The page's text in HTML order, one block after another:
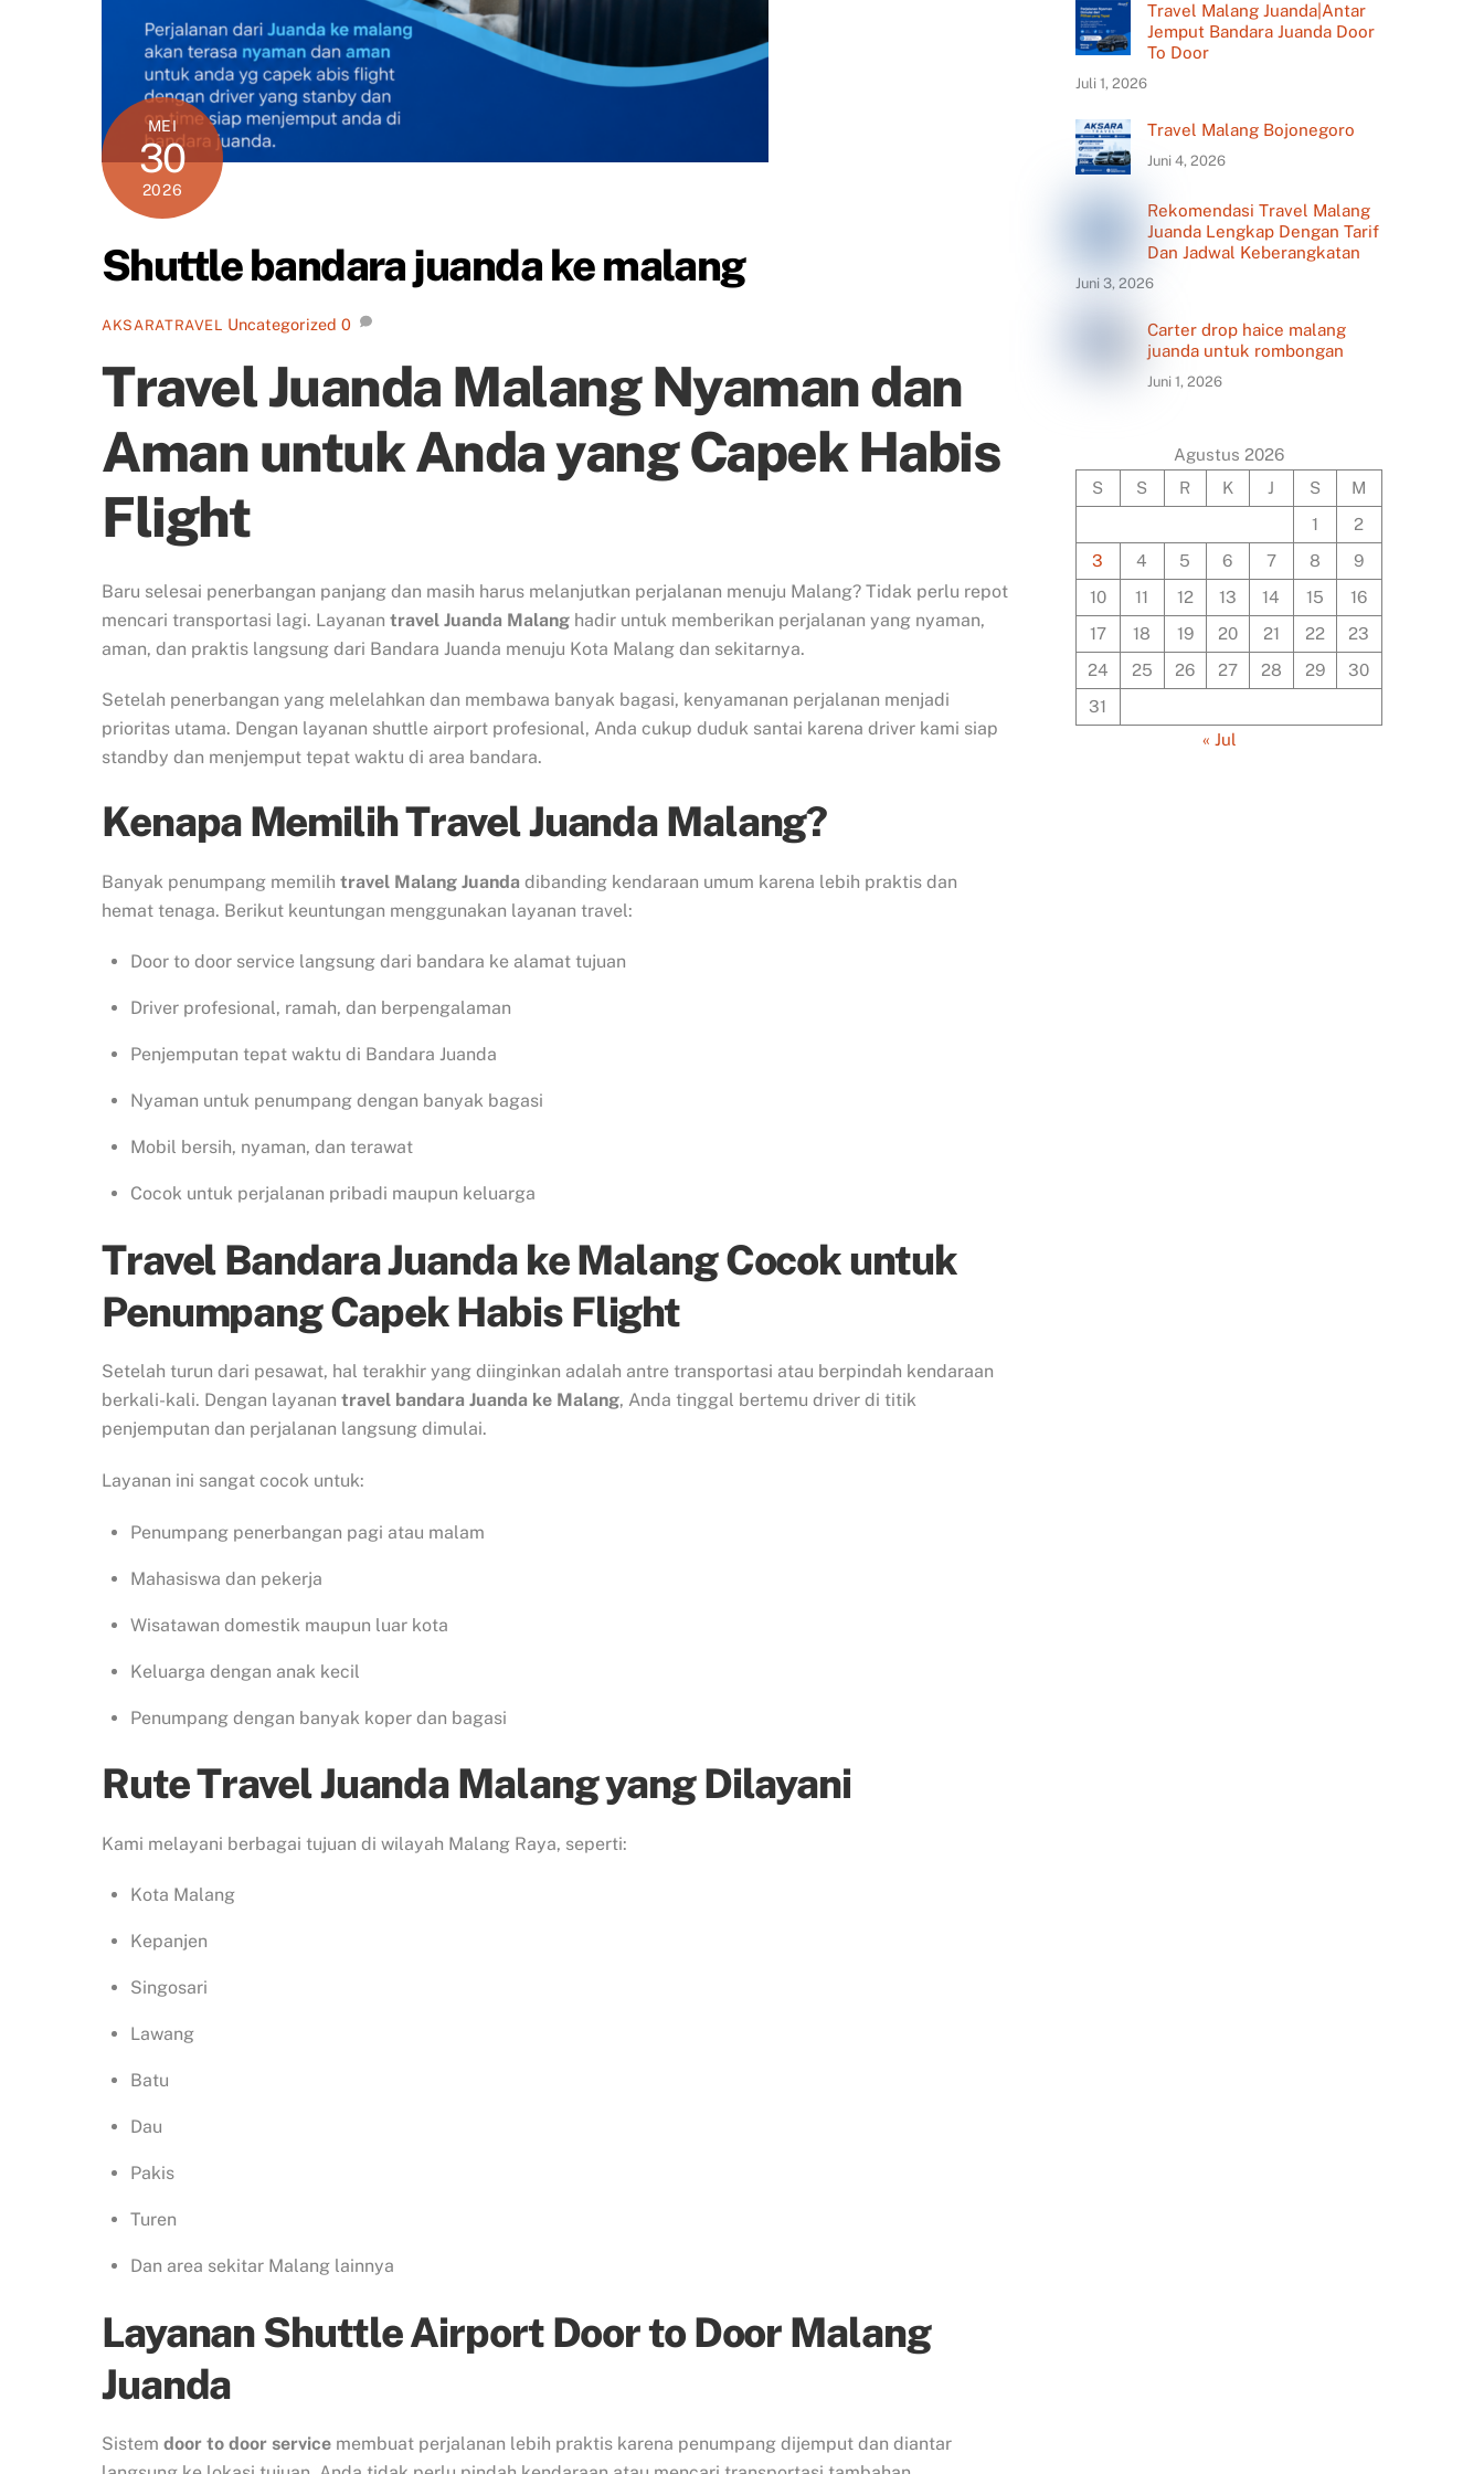
MEI
30
2026
Shuttle bandara juanda ke malang
AKSARATRAVEL Uncategorized 0
Travel Juanda Malang Nyaman dan
Aman untuk Anda yang Capek Habis
Flight
Baru selesai penerbangan panjang dan masih harus melanjutkan perjalanan menuju Malang? Tidak perlu repot
mencari transportasi lagi. Layanan travel Juanda Malang hadir untuk memberikan perjalanan yang nyaman,
aman, dan praktis langsung dari Bandara Juanda menuju Kota Malang dan sekitarnya.
Setelah penerbangan yang melelahkan dan membawa banyak bagasi, kenyamanan perjalanan menjadi
prioritas utama. Dengan layanan shuttle airport profesional, Anda cukup duduk santai karena driver kami siap
standby dan menjemput tepat waktu di area bandara.
Kenapa Memilih Travel Juanda Malang?
Banyak penumpang memilih travel Malang Juanda dibanding kendaraan umum karena lebih praktis dan
hemat tenaga. Berikut keuntungan menggunakan layanan travel:
Door to door service langsung dari bandara ke alamat tujuan
Driver profesional, ramah, dan berpengalaman
Penjemputan tepat waktu di Bandara Juanda
Nyaman untuk penumpang dengan banyak bagasi
Mobil bersih, nyaman, dan terawat
Cocok untuk perjalanan pribadi maupun keluarga
Travel Bandara Juanda ke Malang Cocok untuk
Penumpang Capek Habis Flight
Setelah turun dari pesawat, hal terakhir yang diinginkan adalah antre transportasi atau berpindah kendaraan
berkali-kali. Dengan layanan travel bandara Juanda ke Malang, Anda tinggal bertemu driver di titik
penjemputan dan perjalanan langsung dimulai.
Layanan ini sangat cocok untuk:
Penumpang penerbangan pagi atau malam
Mahasiswa dan pekerja
Wisatawan domestik maupun luar kota
Keluarga dengan anak kecil
Penumpang dengan banyak koper dan bagasi
Rute Travel Juanda Malang yang Dilayani
Kami melayani berbagai tujuan di wilayah Malang Raya, seperti:
Kota Malang
Kepanjen
Singosari
Lawang
Batu
Dau
Pakis
Turen
Dan area sekitar Malang lainnya
Layanan Shuttle Airport Door to Door Malang
Juanda
Sistem door to door service membuat perjalanan lebih praktis karena penumpang dijemput dan diantar
Travel Malang Juanda|Antar
Jemput Bandara Juanda Door
To Door
Juli 1, 2026
Travel Malang Bojonegoro
Juni 4, 2026
Rekomendasi Travel Malang
Juanda Lengkap Dengan Tarif
Dan Jadwal Keberangkatan
Juni 3, 2026
Carter drop haice malang
juanda untuk rombongan
Juni 1, 2026
Agustus 2026
S
S R K J S
M
1
2
3
4 5 6 7 8
9
10
11 12 13 14 15
16
17
18 19 20 21 22
23
24
25 26 27 28 29
30
31
« Jul